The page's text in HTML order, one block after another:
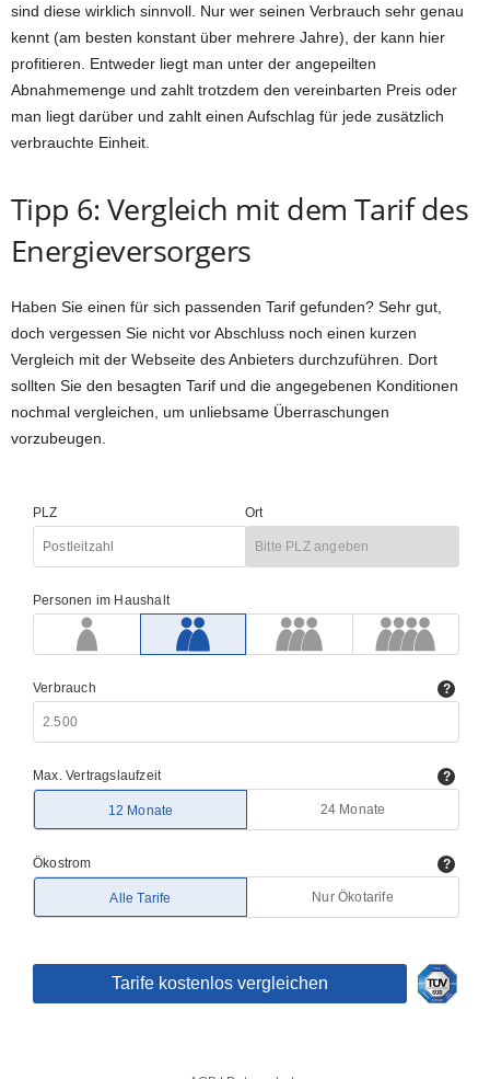
sind diese wirklich sinnvoll. Nur wer seinen Verbrauch sehr genau
kennt (am besten konstant über mehrere Jahre), der kann hier
profitieren. Entweder liegt man unter der angepeilten
Abnahmemenge und zahlt trotzdem den vereinbarten Preis oder
man liegt darüber und zahlt einen Aufschlag für jede zusätzlich
verbrauchte Einheit.
Tipp 6: Vergleich mit dem Tarif des
Energieversorgers
Haben Sie einen für sich passenden Tarif gefunden? Sehr gut,
doch vergessen Sie nicht vor Abschluss noch einen kurzen
Vergleich mit der Webseite des Anbieters durchzuführen. Dort
sollten Sie den besagten Tarif und die angegebenen Konditionen
nochmal vergleichen, um unliebsame Überraschungen
vorzubeugen.